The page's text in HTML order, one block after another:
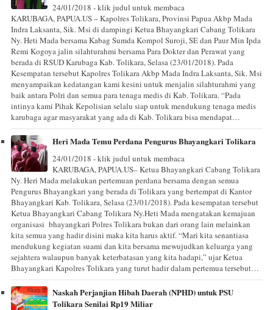
24/01/2018 - klik judul untuk membaca
KARUBAGA, PAPUA.US – Kapolres Tolikara, Provinsi Papua Akbp Mada
Indra Laksanta, Sik. Msi di dampingi Ketua Bhayangkari Cabang Tolikara
Ny. Heti Mada bersama Kabag Sumda Kompol Suroji, SE dan Paur Min Ipda
Remi Kogoya jalin silahturahmi bersama Para Dokter dan Perawat yang
berada di RSUD Karubaga Kab. Tolikara, Selasa (23/01/2018). Pada
Kesempatan tersebut Kapolres Tolikara Akbp Mada Indra Laksanta, Sik. Msi
menyampaikan kedatangan kami kesini untuk menjalin silahturahmi yang
baik antara Polri dan semua para tenaga medis di Kab. Tolikara. “Pada
intinya kami Pihak Kepolisian selalu siap untuk mendukung tenaga medis
karubaga agar masyarakat yang ada di Kab. Tolikara bisa mendapat…
Heri Mada Temu Perdana Pengurus Bhayangkari Tolikara
24/01/2018 - klik judul untuk membaca
KARUBAGA, PAPUA.US– Ketua Bhayangkari Cabang Tolikara
Ny. Heri Mada melakukan pertemuan perdana bersama dengan semua
Pengurus Bhayangkari yang berada di Tolikara yang bertempat di Kantor
Bhayangkari Kab. Tolikara, Selasa (23/01/2018). Pada kesempatan tersebut
Ketua Bhayangkari Cabang Tolikara Ny.Heti Mada mengatakan kemajuan
organisasi bhayangkari Polres Tolikara bukan dari orang lain melainkan
kita semua yang hadir disini maka kita harus aktif. “Mari kita senantiasa
mendukung kegiatan suami dan kita bersama mewujudkan keluarga yang
sejahtera walaupun banyak keterbatasan yang kita hadapi,” ujar Ketua
Bhayangkari Kapolres Tolikara yang turut hadir dalam pertemua tersebut…
Naskah Perjanjian Hibah Daerah (NPHD) untuk PSU
Tolikara Senilai Rp19 Miliar